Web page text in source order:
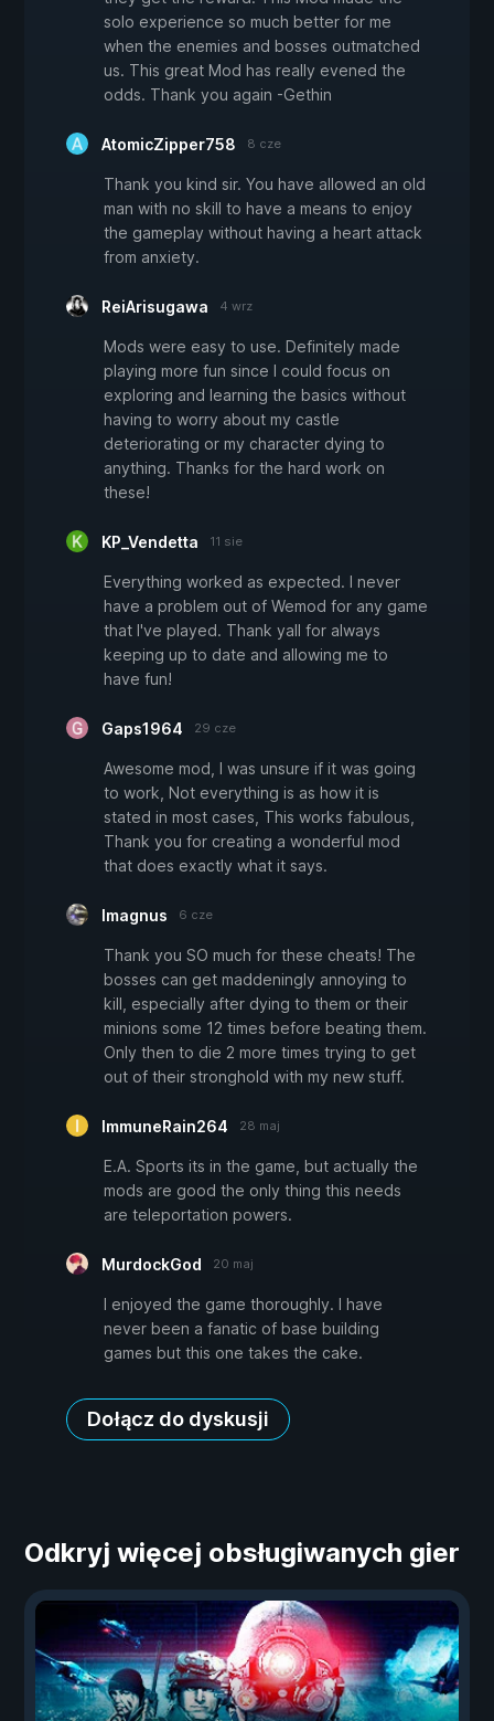
solo experience so much better for me
when the enemies and bosses outmatched
us. This great Mod has really evened the
odds. Thank you again -Gethin
AtomicZipper758 8 cze
Thank you kind sir. You have allowed an old
man with no skill to have a means to enjoy
the gameplay without having a heart attack
from anxiety.
ReiArisugawa 4 wrz
Mods were easy to use. Definitely made
playing more fun since I could focus on
exploring and learning the basics without
having to worry about my castle
deteriorating or my character dying to
anything. Thanks for the hard work on
these!
KP_Vendetta 11 sie
Everything worked as expected. I never
have a problem out of Wemod for any game
that I've played. Thank yall for always
keeping up to date and allowing me to
have fun!
Gaps1964 29 cze
Awesome mod, I was unsure if it was going
to work, Not everything is as how it is
stated in most cases, This works fabulous,
Thank you for creating a wonderful mod
that does exactly what it says.
Imagnus 6 cze
Thank you SO much for these cheats! The
bosses can get maddeningly annoying to
kill, especially after dying to them or their
minions some 12 times before beating them.
Only then to die 2 more times trying to get
out of their stronghold with my new stuff.
ImmuneRain264 28 maj
E.A. Sports its in the game, but actually the
mods are good the only thing this needs
are teleportation powers.
MurdockGod 20 maj
I enjoyed the game thoroughly. I have
never been a fanatic of base building
games but this one takes the cake.
Dołącz do dyskusji
Odkryj więcej obsługiwanych gier